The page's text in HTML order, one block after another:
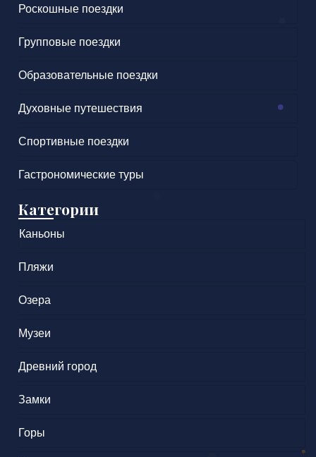
Роскошные поездки
Групповые поездки
Образовательные поездки
Духовные путешествия
Спортивные поездки
Гастрономические туры
Категории
Каньоны
Пляжи
Озера
Музеи
Древний город
Замки
Горы